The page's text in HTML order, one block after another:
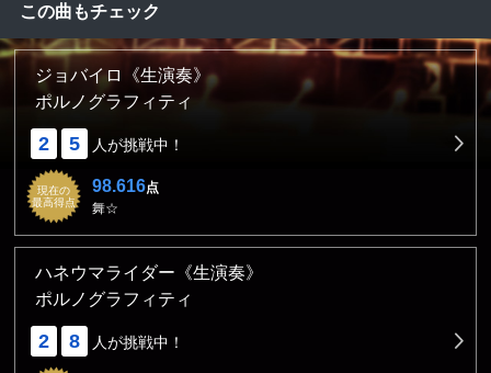
この曲もチェック
ジョバイロ《生演奏》
ポルノグラフィティ
2 5 人が挑戦中！
現在の
最高得点
98.616点
舞☆
ハネウマライダー《生演奏》
ポルノグラフィティ
2 8 人が挑戦中！